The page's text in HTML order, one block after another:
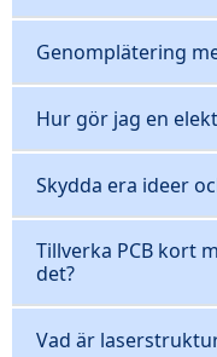
Genomplätering
Hur gör jag en
Skydda era ideer
Tillverka PCB kort
det?
Vad är